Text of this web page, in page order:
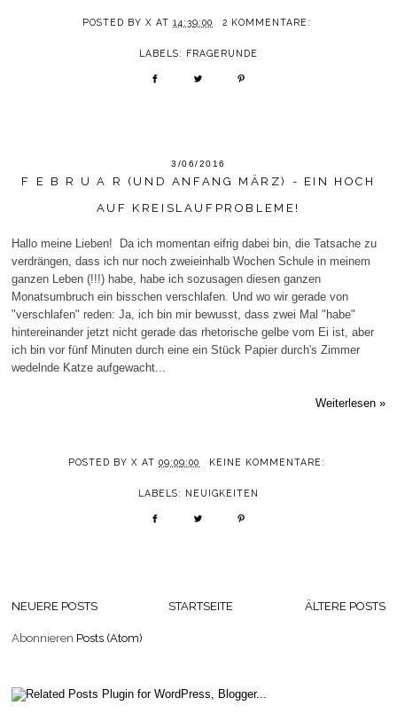
POSTED BY X AT14:39:00 2 KOMMENTARE:
LABELS: FRAGERUNDE
3/06/2016
F E B R U A R (UND ANFANG MÄRZ) - EIN HOCH
AUF KREISLAUFPROBLEME!
Hallo meine Lieben! Da ich momentan eifrig dabei bin, die Tatsache zu
verdrängen, dass ich nur noch zweieinhalb Wochen Schule in meinem
ganzen Leben (!!!) habe, habe ich sozusagen diesen ganzen
Monatsumbruch ein bisschen verschlafen. Und wo wir gerade von
"verschlafen" reden: Ja, ich bin mir bewusst, dass zwei Mal "habe"
hintereinander jetzt nicht gerade das rhetorische gelbe vom Ei ist, aber
ich bin vor fünf Minuten durch eine ein Stück Papier durch's Zimmer
wedelnde Katze aufgewacht...
Weiterlesen »
POSTED BY X AT09:09:00 KEINE KOMMENTARE:
LABELS: NEUIGKEITEN
NEUERE POSTS ÄLTERE POSTS
STARTSEITE
Abonnieren Posts (Atom)